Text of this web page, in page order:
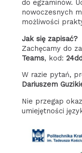
do egzaminów.
nowoczesnych
możliwości
Jak się zapisać?
Zachęcamy do
Teams, kod:
W razie pytań,
Dariuszem
Nie przegap
umiejętności